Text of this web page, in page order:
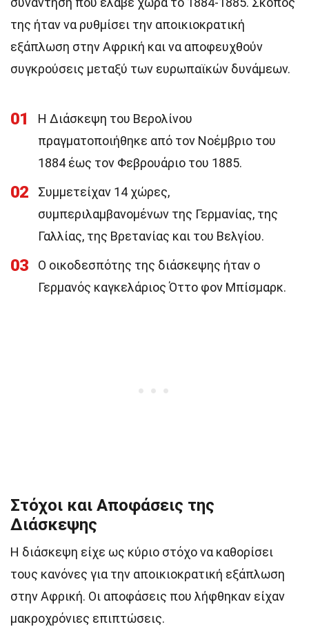
της ήταν να ρυθμίσει την αποικιοκρατική
εξάπλωση στην Αφρική και να αποφευχθούν
συγκρούσεις μεταξύ των ευρωπαϊκών δυνάμεων.
01
Η Διάσκεψη του Βερολίνου
πραγματοποιήθηκε από τον Νοέμβριο του
1884 έως τον Φεβρουάριο του 1885.
02
Συμμετείχαν 14 χώρες,
συμπεριλαμβανομένων της Γερμανίας, της
Γαλλίας, της Βρετανίας και του Βελγίου.
03
Ο οικοδεσπότης της διάσκεψης ήταν ο
Γερμανός καγκελάριος Όττο φον Μπίσμαρκ.
Στόχοι και Αποφάσεις της
Διάσκεψης
Η διάσκεψη είχε ως κύριο στόχο να καθορίσει
τους κανόνες για την αποικιοκρατική εξάπλωση
στην Αφρική. Οι αποφάσεις που λήφθηκαν είχαν
μακροχρόνιες επιπτώσεις.